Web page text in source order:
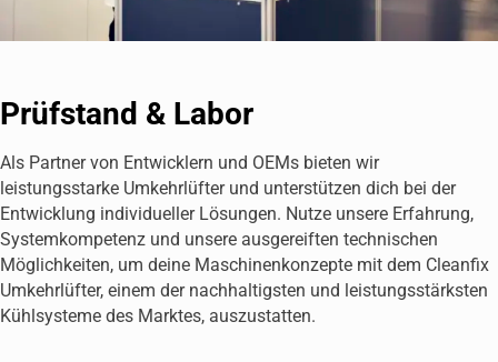
Prüfstand & Labor
Als Partner von Entwicklern und OEMs bieten wir
leistungsstarke Umkehrlüfter und unterstützen dich bei der
Entwicklung individueller Lösungen. Nutze unsere Erfahrung,
Systemkompetenz und unsere ausgereiften technischen
Möglichkeiten, um deine Maschinenkonzepte mit dem Cleanfix
Umkehrlüfter, einem der nachhaltigsten und leistungsstärksten
Kühlsysteme des Marktes, auszustatten.